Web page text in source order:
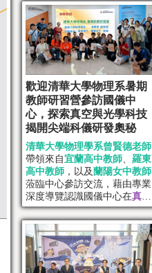
歡迎清華大學物理系暑期
教師研習營參訪國儀中
心，探索真空與光學科技
揭開尖端科儀研發奧秘
清華大學物理學系曾賢德老師
帶領來自宜蘭高中教師、 羅東
高中教師 ，以及蘭陽女中教師
蒞臨中心參訪交流，藉由專業
深度導覽認識國儀中心在真空
技術與精密光學的研發應用